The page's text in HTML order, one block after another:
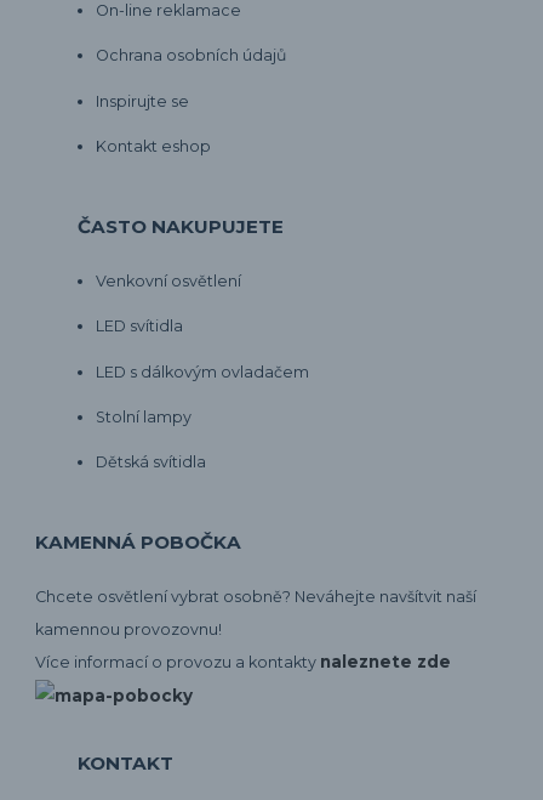
On-line reklamace
Ochrana osobních údajů
Inspirujte se
Kontakt eshop
ČASTO NAKUPUJETE
Venkovní osvětlení
LED svítidla
LED s dálkovým ovladačem
Stolní lampy
Dětská svítidla
KAMENNÁ POBOČKA
Chcete osvětlení vybrat osobně? Neváhejte navšítvit naší
kamennou provozovnu!
Více informací o provozu a kontakty naleznete zde
KONTAKT